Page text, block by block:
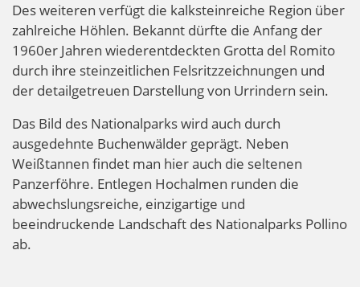
Des weiteren verfügt die kalksteinreiche Region über
zahlreiche Höhlen. Bekannt dürfte die Anfang der
1960er Jahren wiederentdeckten Grotta del Romito
durch ihre steinzeitlichen Felsritzzeichnungen und
der detailgetreuen Darstellung von Urrindern sein.
Das Bild des Nationalparks wird auch durch
ausgedehnte Buchenwälder geprägt. Neben
Weißtannen findet man hier auch die seltenen
Panzerföhre. Entlegen Hochalmen runden die
abwechslungsreiche, einzigartige und
beeindruckende Landschaft des Nationalparks Pollino
ab.